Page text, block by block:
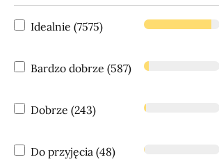
Idealnie (7575)
Bardzo dobrze (587)
Dobrze (243)
Do przyjęcia (48)